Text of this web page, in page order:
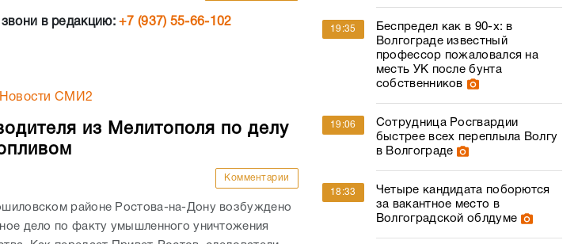
в редакцию:+7 (937) 55-66-102
Новости СМИ2
из Мелитополя по делу
Комментарии
районе Ростова-на-Дону возбуждено
дело по факту умышленного уничтожения
19:35
Беспредел как в 90-х: в
Волгограде известный
профессор пожаловался на
месть УК после бунта
собственников
19:06
Сотрудница Росгвардии
быстрее всех переплыла Волгу
в Волгограде
18:33
Четыре кандидата поборются
за вакантное место в
Волгоградской облдуме